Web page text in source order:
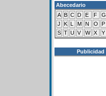
Abecedario
A B C D E F G
J
K L M N O P
S T U V W X Y
Publicidad